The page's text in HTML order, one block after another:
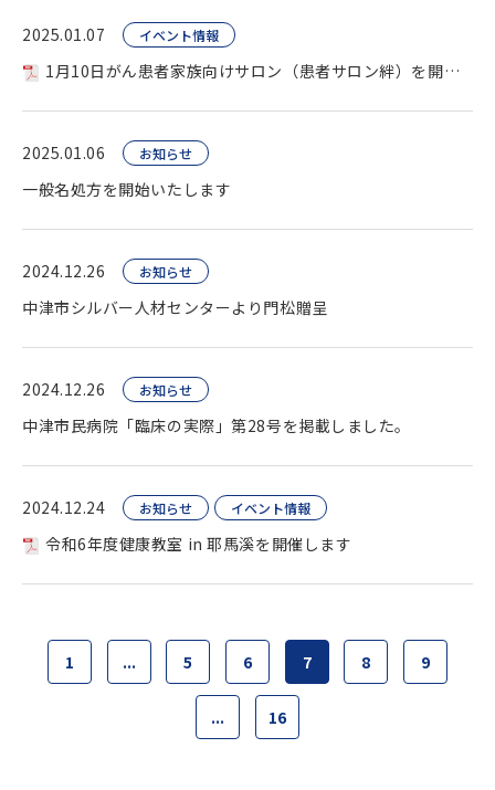
2025.01.07 イベント情報
1月10日がん患者家族向けサロン（患者サロン絆）を開催します
2025.01.06 お知らせ
一般名処方を開始いたします
2024.12.26 お知らせ
中津市シルバー人材センターより門松贈呈
2024.12.26 お知らせ
中津市民病院「臨床の実際」第28号を掲載しました。
2024.12.24 お知らせ イベント情報
令和6年度健康教室 in 耶馬溪を開催します
1 ... 5 6 7 8 9
... 16